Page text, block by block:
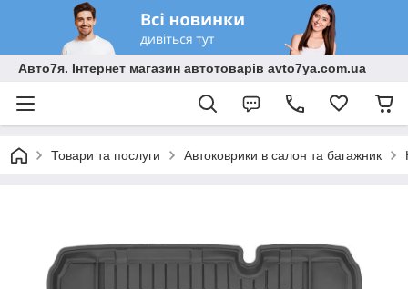
Авто7я. Інтернет магазин автотоварів avto7ya.com.ua
Товари та послуги Автоковрики в салон та багажник